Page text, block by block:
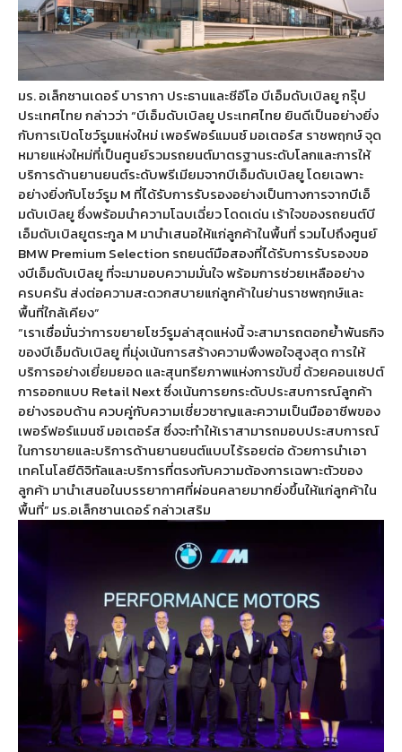
มร. อเล็กซานเดอร์ บารากา ประธานและซีอีโอ บีเอ็มดับเบิลยู กรุ๊ป
ประเทศไทย กล่าวว่า “บีเอ็มดับเบิลยู ประเทศไทย ยินดีเป็นอย่างยิ่ง
กับการเปิดโชว์รูมแห่งใหม่ เพอร์ฟอร์แมนซ์ มอเตอร์ส ราชพฤกษ์ จุด
หมายแห่งใหม่ที่เป็นศูนย์รวมรถยนต์มาตรฐานระดับโลกและการให้
บริการด้านยานยนต์ระดับพรีเมียมจากบีเอ็มดับเบิลยู โดยเฉพาะ
อย่างยิ่งกับโชว์รูม M ที่ได้รับการรับรองอย่างเป็นทางการจากบีเอ็
มดับเบิลยู ซึ่งพร้อมนำความโฉบเฉี่ยว โดดเด่น เร้าใจของรถยนต์บี
เอ็มดับเบิลยูตระกูล M มานำเสนอให้แก่ลูกค้าในพื้นที่ รวมไปถึงศูนย์
BMW Premium Selection รถยนต์มือสองที่ได้รับการรับรองขอ
งบีเอ็มดับเบิลยู ที่จะมามอบความมั่นใจ พร้อมการช่วยเหลืออย่าง
ครบครัน ส่งต่อความสะดวกสบายแก่ลูกค้าในย่านราชพฤกษ์และ
พื้นที่ใกล้เคียง”
“เราเชื่อมั่นว่าการขยายโชว์รูมล่าสุดแห่งนี้ จะสามารถตอกย้ำพันธกิจ
ของบีเอ็มดับเบิลยู ที่มุ่งเน้นการสร้างความพึงพอใจสูงสุด การให้
บริการอย่างเยี่ยมยอด และสุนทรียภาพแห่งการขับขี่ ด้วยคอนเซปต์
การออกแบบ Retail Next ซึ่งเน้นการยกระดับประสบการณ์ลูกค้า
อย่างรอบด้าน ควบคู่กับความเชี่ยวชาญและความเป็นมืออาชีพของ
เพอร์ฟอร์แมนซ์ มอเตอร์ส ซึ่งจะทำให้เราสามารถมอบประสบการณ์
ในการขายและบริการด้านยานยนต์แบบไร้รอยต่อ ด้วยการนำเอา
เทคโนโลยีดิจิทัลและบริการที่ตรงกับความต้องการเฉพาะตัวของ
ลูกค้า มานำเสนอในบรรยากาศที่ผ่อนคลายมากยิ่งขึ้นให้แก่ลูกค้าใน
พื้นที่” มร.อเล็กซานเดอร์ กล่าวเสริม